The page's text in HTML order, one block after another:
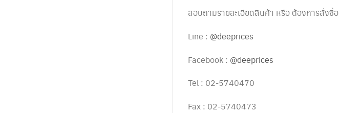
สอบถามรายละเอียดสินค้า หรือ ต้องการสั่งซื้อ
Line : @deeprices
Facebook : @deeprices
Tel : 02-5740470
Fax : 02-5740473